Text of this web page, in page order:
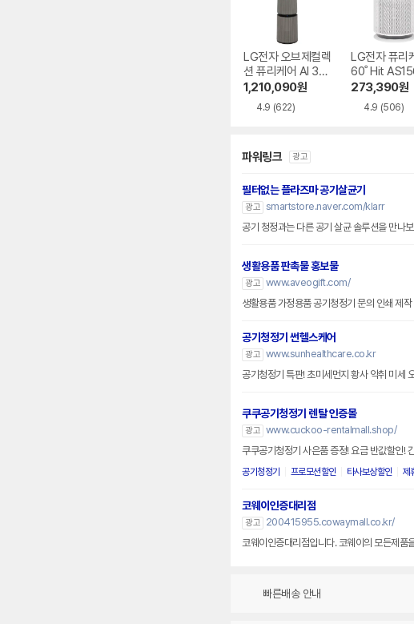
LG전자 오브제컬렉
션 퓨리케어 AI 36
0˚ M7 AS356NS
MA
1,210,090원
4.9 (622)
LG전자 퓨리
60˚ Hit
WC
273,390원
4.9 (506)
파워링크 광고
필터없는 플라즈마 공기살균기
광고 smartstore.naver.com/klarr
공기 청정과는 다른 공기 살균 솔루션을 만나
생활용품 판촉물 홍보물
광고 www.aveogift.com/
생활용품 가정용품 공기청정기 문의 인쇄 제작
공기청정기 썬헬스케어
광고 www.sunhealthcare.co.kr
공기청정기 특판! 초미세먼지 황사 악취 미세
쿠쿠공기청정기 렌탈 인증몰
광고 www.cuckoo-rentalmall.shop/
쿠쿠공기청정기 사은품 증정! 요금 반값할인!
공기청정기 프로모션할인 타사보상할인 제
코웨이인증대리점
광고
200415955.cowaymall.co.kr/
코웨이인증대리점입니다. 코웨이의 모든제품
빠른배송 안내